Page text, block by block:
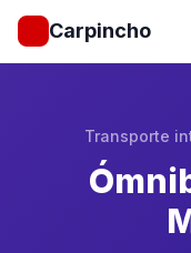
Carpincho
Transporte